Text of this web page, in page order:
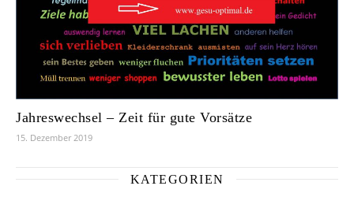
Jahreswechsel – Zeit für gute Vorsätze
15. Dezember 2019
KATEGORIEN